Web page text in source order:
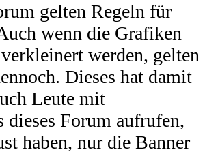
gelten Regeln für
wenn die Grafiken
werden, gelten
Dieses hat damit
Leute mit
dieses Forum aufrufen,
haben, nur die Banner